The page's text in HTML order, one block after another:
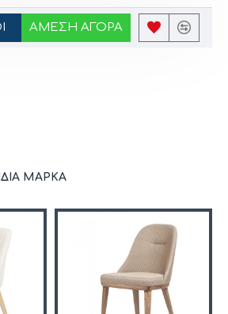
ΆΜΕΣΗ ΑΓΟΡΆ
ΊΔΙΑ ΜΆΡΚΑ